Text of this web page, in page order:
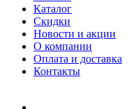
Каталог
Скидки
Новости и акции
О компании
Оплата и доставка
Контакты